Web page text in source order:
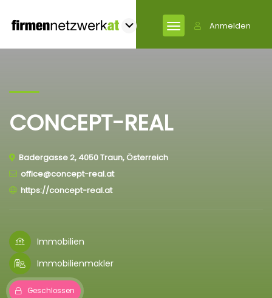
Anmelden
CONCEPT-REAL
Badergasse 2, 4050 Traun, Österreich
office@concept-real.at
https://concept-real.at
Immobilien
Immobilienmakler
Geschlossen